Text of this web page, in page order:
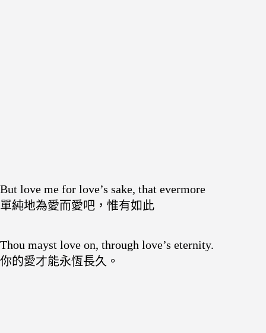
But love me for love’s sake, that evermore
單純地為愛而愛吧，惟有如此
Thou mayst love on, through love’s eternity.
你的愛才能永恆長久。